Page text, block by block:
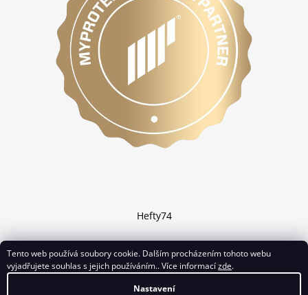
Tento web používá soubory cookie. Dalším procházením tohoto webu
vyjadřujete souhlas s jejich používáním.. Více informacízde.
Nastavení
Hefty74
Vytvořil Shoptet